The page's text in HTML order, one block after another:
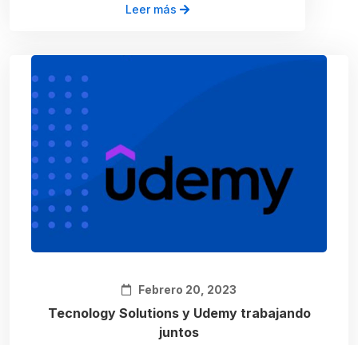
Leer más
Febrero 20, 2023
Tecnology Solutions y Udemy trabajando
juntos